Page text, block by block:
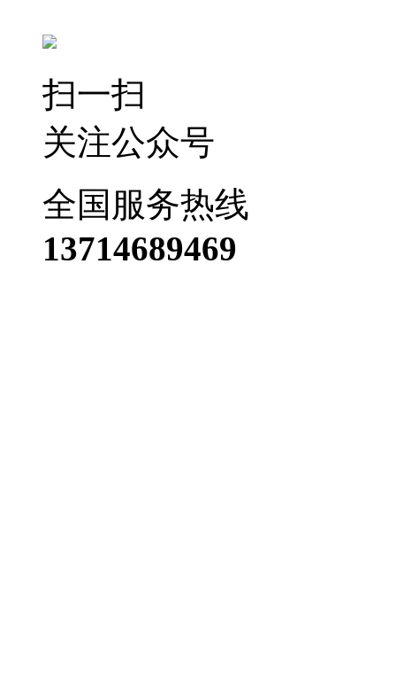
扫一扫
关注公众号
全国服务热线
13714689469